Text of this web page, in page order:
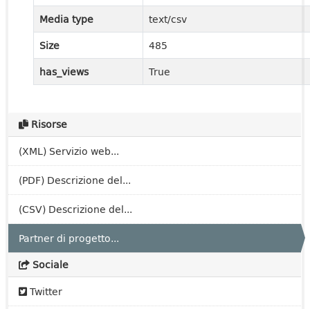
Risorse
(XML) Servizio web...
(PDF) Descrizione del...
(CSV) Descrizione del...
Partner di progetto...
Sociale
Twitter
Media type
text/csv
Size
485
has_views
True